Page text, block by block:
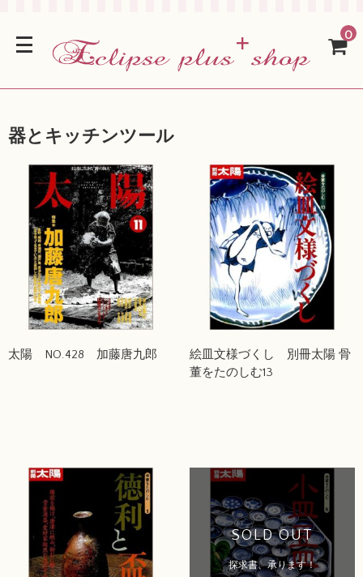
0
器とキッチンツール
太陽 NO.428 加藤唐九郎
絵皿文様づくし 別冊太陽 骨
董をたのしむ13
SOLD OUT
探求書、承ります！